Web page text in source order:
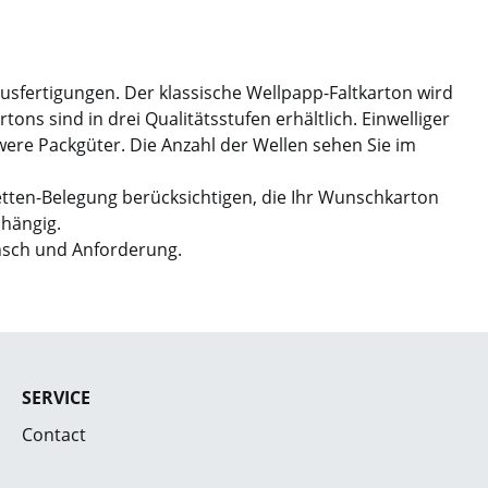
Der klassische Wellpapp-Faltkarton wird
sind in drei Qualitätsstufen erhältlich. Einwelliger
Packgüter. Die Anzahl der Wellen sehen Sie im
Belegung berücksichtigen, die Ihr Wunschkarton
und Anforderung.
SERVICE
Contact